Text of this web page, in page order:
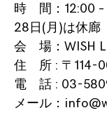
時 間：12:00
28日(月)は休廊
会 場：WISH
住 所 : 〒114-
電 話 : 03-
メール：